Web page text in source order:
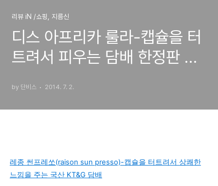
리뷰 iN /쇼핑, 지름신
디스 아프리카 룰라-캡슐을 터
트려서 피우는 담배 한정판 구
by 단비스 2014. 7. 2.
레종 썬프레쏘(raison sun presso)-캡슐을 터트려서 상쾌한
느낌을 주는 국산 KT&G 담배